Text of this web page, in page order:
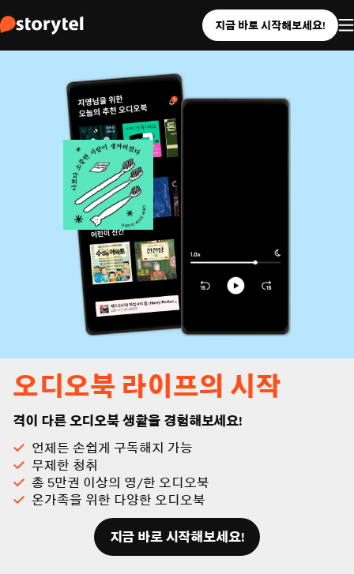
지금 바로 시작해보세요!
오디오북 라이프의 시작
격이 다른 오디오북 생활을 경험해보세요!
언제든 손쉽게 구독해지 가능
무제한 청취
총 5만권 이상의 영/한 오디오북
온가족을 위한 다양한 오디오북
지금 바로 시작해보세요!